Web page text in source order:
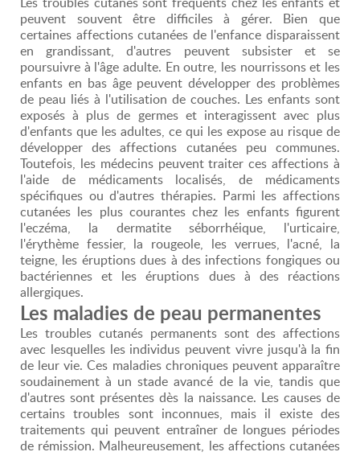
peuvent souvent être difficiles à gérer. Bien que
certaines affections cutanées de l'enfance disparaissent
en grandissant, d'autres peuvent subsister et se
poursuivre à l'âge adulte. En outre, les nourrissons et les
enfants en bas âge peuvent développer des problèmes
de peau liés à l'utilisation de couches. Les enfants sont
exposés à plus de germes et interagissent avec plus
d'enfants que les adultes, ce qui les expose au risque de
développer des affections cutanées peu communes.
Toutefois, les médecins peuvent traiter ces affections à
l'aide de médicaments localisés, de médicaments
spécifiques ou d'autres thérapies. Parmi les affections
cutanées les plus courantes chez les enfants figurent
l'eczéma, la dermatite séborrhéique, l'urticaire,
l'érythème fessier, la rougeole, les verrues, l'acné, la
teigne, les éruptions dues à des infections fongiques ou
bactériennes et les éruptions dues à des réactions
allergiques.
Les maladies de peau permanentes
Les troubles cutanés permanents sont des affections
avec lesquelles les individus peuvent vivre jusqu'à la fin
de leur vie. Ces maladies chroniques peuvent apparaître
soudainement à un stade avancé de la vie, tandis que
d'autres sont présentes dès la naissance. Les causes de
certains troubles sont inconnues, mais il existe des
traitements qui peuvent entraîner de longues périodes
de rémission. Malheureusement, les affections cutanées